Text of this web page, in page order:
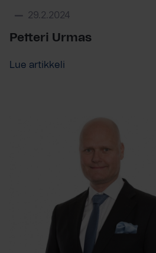
29.2.2024
Petteri Urmas
Lue artikkeli